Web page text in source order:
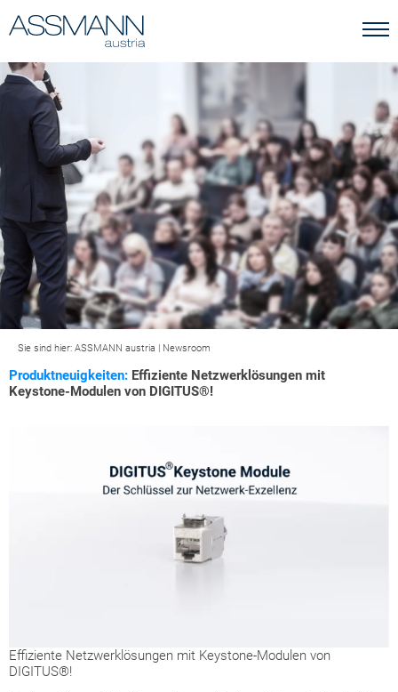
Sie sind hier: ASSMANN austria | Newsroom
Produktneuigkeiten: Effiziente Netzwerklösungen mit
Keystone-Modulen von DIGITUS®!
Effiziente Netzwerklösungen mit Keystone-Modulen von
DIGITUS®!